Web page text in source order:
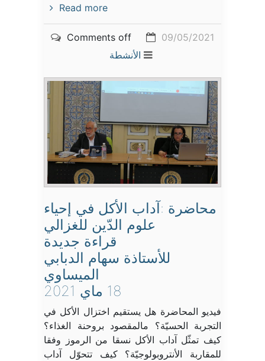
Read more
09/05/2021
Comments off
الأنشطة
محاضرة :آداب الأكل في إحياء
علوم الدّين للغزالي
قراءة جديدة
للأستاذة سهام الدبابي
الميساوي
18 ماي 2021
فيديو المحاضرة هل يستقيم اختزال الأكل في
التجربة الحسيّة؟ مالمقصود بروحنة الغذاء؟
كيف تمثّل آداب الأكل نسقا من الرموز وفقا
للمقاربة الأنتروبولوجيّة؟ كيف تتحوّل آداب